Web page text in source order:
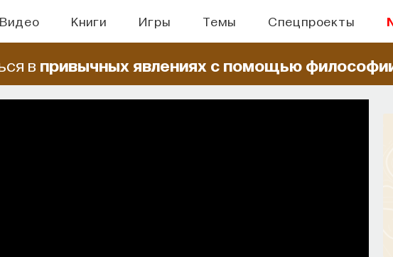
Видео Книги Игры Темы Спецпроекты
в привычных явлениях с помощью